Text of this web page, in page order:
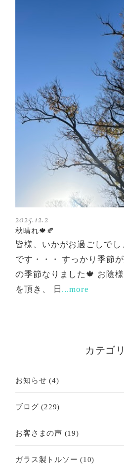
2025.12.2
秋晴れ🍁🍂
皆様、いかがお過ごしで
です・・・ すっかり季節
の季節なりました🍁 お陰
を頂き、 日 ...more
カテゴ
お知らせ (4)
ブログ (229)
お客さまの声 (19)
ガラス製トルソー (10)